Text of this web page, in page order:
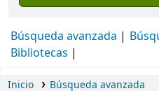
Búsqueda avanzada
Bibliotecas
Inicio
Búsqueda avanzada